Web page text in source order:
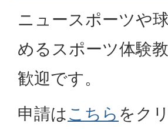
ニュースポーツや
めるスポーツ体験
歓迎です。
申請はこちら をク